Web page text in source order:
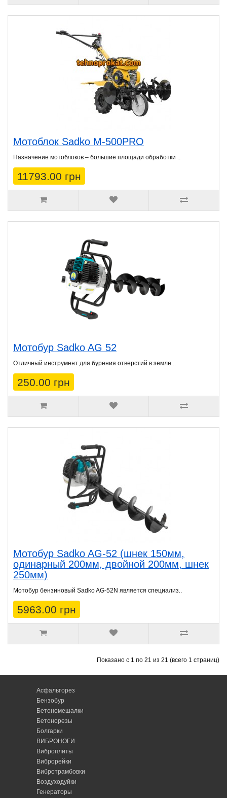
Мотоблок Sadko М-500PRO
Назначение мотоблоков – большие площади обработки ..
11793.00 грн
Мотобур Sadko AG 52
Отличный инструмент для бурения отверстий в земле ..
250.00 грн
Мотобур Sadko AG-52 (шнек 150мм,
одинарный 200мм, двойной 200мм, шнек
250мм)
Мотобур бензиновый Sadko AG-52N является специализ..
5963.00 грн
Показано с 1 по 21 из 21 (всего 1 страниц)
Асфальторез
Бензобур
Бетономешалки
Бетонорезы
Болгарки
ВИБРОНОГИ
Виброплиты
Виброрейки
Вибротрамбовки
Воздуходуйки
Генераторы